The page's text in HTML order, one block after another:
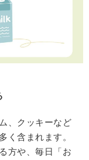
、クッキーなど
く含まれます。
方や、毎日「お